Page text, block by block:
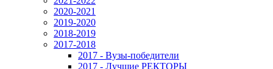
2020-2021
2019-2020
2018-2019
2017-2018
2017 - Вузы-победители
2017 - Лучшие РЕКТОРЫ